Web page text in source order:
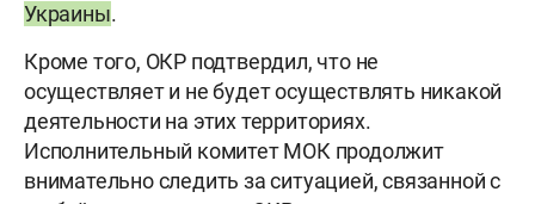
Украины.
Кроме того, ОКР подтвердил, что не
осуществляет и не будет осуществлять никакой
деятельности на этих территориях.
Исполнительный комитет МОК продолжит
внимательно следить за ситуацией, связанной с